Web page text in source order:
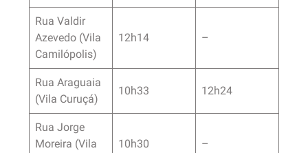
Rua Valdir
Azevedo (Vila
Camilópolis)
12h14 –
Rua Araguaia
(Vila Curuçá)
10h33 12h24
Rua Jorge
Moreira (Vila
10h30 –